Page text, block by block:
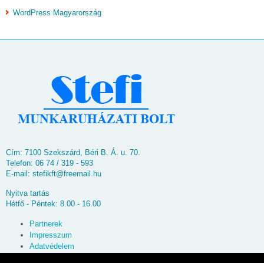
WordPress Magyarország
Cím: 7100 Szekszárd, Béri B. Á. u. 70.
Telefon: 06 74 / 319 - 593
E-mail: stefikft@freemail.hu
Nyitva tartás
Hétfő - Péntek: 8.00 - 16.00
Partnerek
Impresszum
Adatvédelem